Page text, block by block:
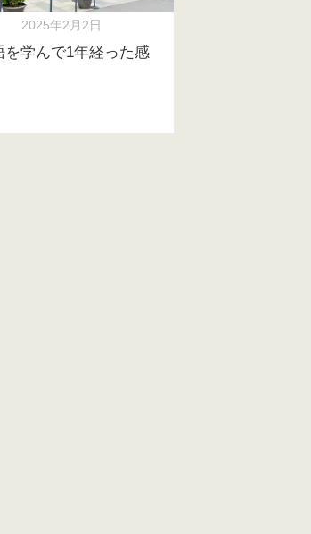
2025年2月2日
を学んで1年経った感